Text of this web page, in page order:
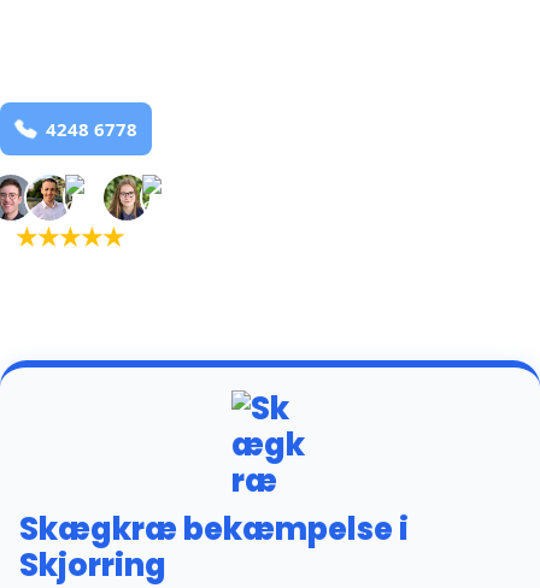
★★★★★(5,0)
Skægkræ bekæmpelse i
Skjorring